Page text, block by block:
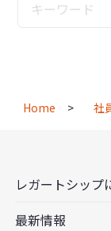
Home 社
レガートシップ
最新情報